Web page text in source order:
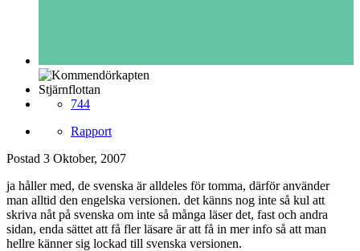
Stjärnflottan
744
Rapport
Postad 3 Oktober, 2007
ja håller med, de svenska är alldeles för tomma, därför använder
man alltid den engelska versionen. det känns nog inte så kul att
skriva nåt på svenska om inte så många läser det, fast och andra
sidan, enda sättet att få fler läsare är att få in mer info så att man
hellre känner sig lockad till svenska versionen.